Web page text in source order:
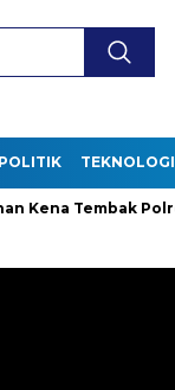
POLITIK TEKNOLOGI
Polrestabes